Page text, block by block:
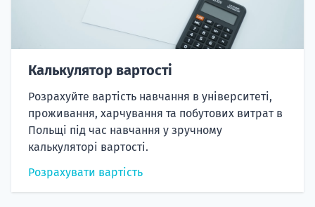
Калькулятор вартості
Розрахуйте вартість навчання в університеті,
проживання, харчування та побутових витрат в
Польщі під час навчання у зручному
калькуляторі вартості.
Розрахувати вартість